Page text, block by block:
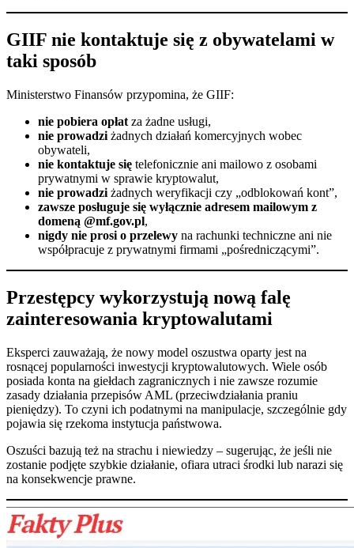
GIIF nie kontaktuje się z obywatelami w
taki sposób
Ministerstwo Finansów przypomina, że GIIF:
nie pobiera opłat za żadne usługi,
nie prowadzi żadnych działań komercyjnych wobec
obywateli,
nie kontaktuje się telefonicznie ani mailowo z osobami
prywatnymi w sprawie kryptowalut,
nie prowadzi żadnych weryfikacji czy „odblokowań kont”,
zawsze posługuje się wyłącznie adresem mailowym z
domeną @mf.gov.pl,
nigdy nie prosi o przelewy na rachunki techniczne ani nie
współpracuje z prywatnymi firmami „pośredniczącymi”.
Przestępcy wykorzystują nową falę
zainteresowania kryptowalutami
Eksperci zauważają, że nowy model oszustwa oparty jest na
rosnącej popularności inwestycji kryptowalutowych. Wiele osób
posiada konta na giełdach zagranicznych i nie zawsze rozumie
zasady działania przepisów AML (przeciwdziałania praniu
pieniędzy). To czyni ich podatnymi na manipulacje, szczególnie gdy
pojawia się rzekoma instytucja państwowa.
Oszuści bazują też na strachu i niewiedzy – sugerując, że jeśli nie
zostanie podjęte szybkie działanie, ofiara utraci środki lub narazi się
na konsekwencje prawne.